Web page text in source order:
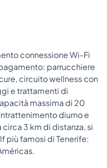
connessione Wi-Fi
parrucchiere
circuito wellness con
e trattamenti di
massima di 20
diurno e
3 km di distanza, si
più famosi di Tenerife: